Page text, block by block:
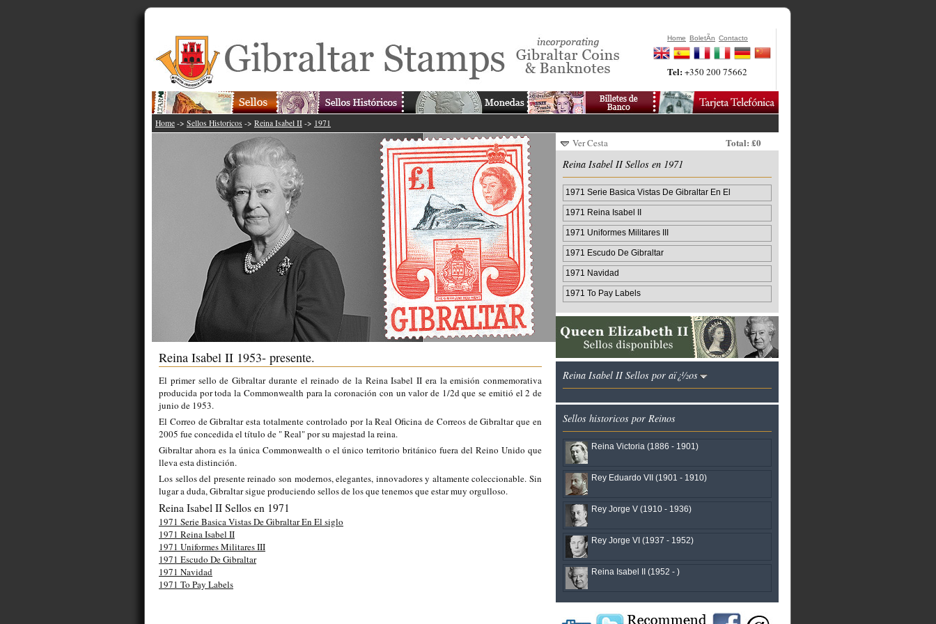
Home BoletÃ­n Contacto
Tel:+350 200 75662
Home -> Sellos Historicos -> Reina Isabel II -> 1971
Reina Isabel II 1953- presente.
El primer sello de Gibraltar durante el reinado de la Reina Isabel II era la emisión conmemorativa
producida por toda la Commonwealth para la coronación con un valor de 1/2d que se emitió el 2 de
junio de 1953.
El Correo de Gibraltar esta totalmente controlado por la Real Oficina de Correos de Gibraltar que en
2005 fue concedida el título de " Real" por su majestad la reina.
Gibraltar ahora es la única Commonwealth o el único territorio británico fuera del Reino Unido que
lleva esta distinción.
Los sellos del presente reinado son modernos, elegantes, innovadores y altamente coleccionable. Sin
lugar a duda, Gibraltar sigue produciendo sellos de los que tenemos que estar muy orgulloso.
Reina Isabel II Sellos en 1971
1971 Serie Basica Vistas De Gibraltar En El siglo
1971 Reina Isabel II
1971 Uniformes Militares III
1971 Escudo De Gibraltar
1971 Navidad
1971 To Pay Labels
Ver Cesta
Total: £0
Reina Isabel II Sellos en 1971
1971 Serie Basica Vistas De Gibraltar En El
siglo
1971 Reina Isabel II
1971 Uniformes Militares III
1971 Escudo De Gibraltar
1971 Navidad
1971 To Pay Labels
Reina Isabel II Sellos por aï¿½os
Sellos historicos por Reinos
Reina Victoria (1886 - 1901)
Rey Eduardo VII (1901 - 1910)
Rey Jorge V (1910 - 1936)
Rey Jorge VI (1937 - 1952)
Reina Isabel II (1952 - )